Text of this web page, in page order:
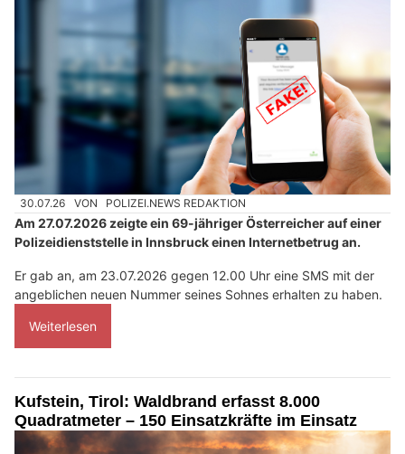
30.07.26 VON POLIZEI.NEWS REDAKTION
Am 27.07.2026 zeigte ein 69-jähriger Österreicher auf einer
Polizeidienststelle in Innsbruck einen Internetbetrug an.
Er gab an, am 23.07.2026 gegen 12.00 Uhr eine SMS mit der
angeblichen neuen Nummer seines Sohnes erhalten zu haben.
Weiterlesen
Kufstein, Tirol: Waldbrand erfasst 8.000
Quadratmeter – 150 Einsatzkräfte im Einsatz